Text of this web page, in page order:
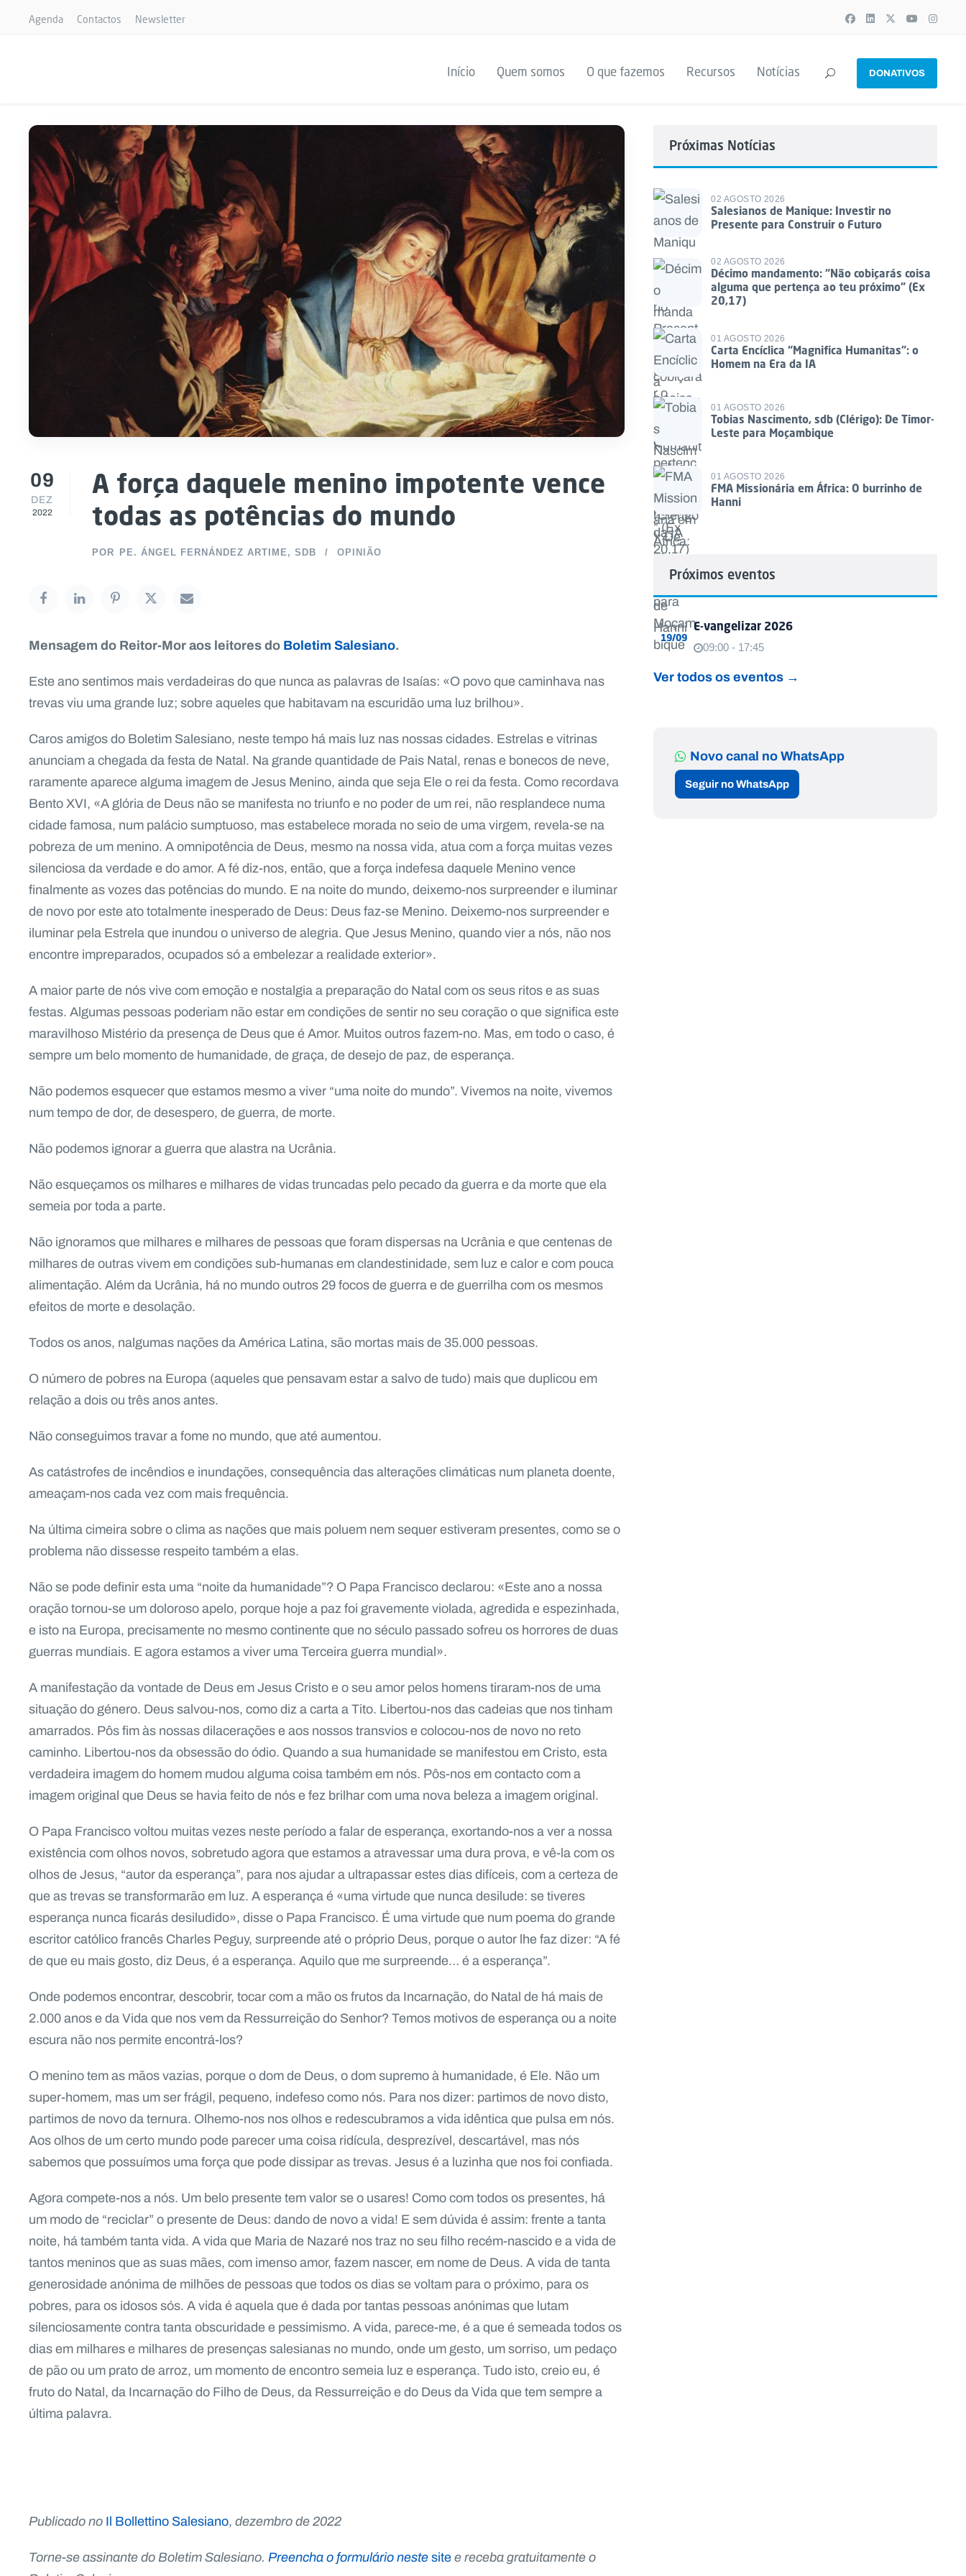
Agenda Contactos Newsletter
Início Quem somos O que fazemos Recursos Notícias DONATIVOS
09
DEZ
2022
A força daquele menino impotente vence
todas as potências do mundo
POR PE. ÁNGEL FERNÁNDEZ ARTIME, SDB OPINIÃO
Mensagem do Reitor-Mor aos leitores doBoletim Salesiano.
Este ano sentimos mais verdadeiras do que nunca as palavras de Isaías: «O povo que caminhava nas
trevas viu uma grande luz; sobre aqueles que habitavam na escuridão uma luz brilhou».
Caros amigos do Boletim Salesiano, neste tempo há mais luz nas nossas cidades. Estrelas e vitrinas
anunciam a chegada da festa de Natal. Na grande quantidade de Pais Natal, renas e bonecos de neve,
raramente aparece alguma imagem de Jesus Menino, ainda que seja Ele o rei da festa. Como recordava
Bento XVI, «A glória de Deus não se manifesta no triunfo e no poder de um rei, não resplandece numa
cidade famosa, num palácio sumptuoso, mas estabelece morada no seio de uma virgem, revela-se na
pobreza de um menino. A omnipotência de Deus, mesmo na nossa vida, atua com a força muitas vezes
silenciosa da verdade e do amor. A fé diz-nos, então, que a força indefesa daquele Menino vence
finalmente as vozes das potências do mundo. E na noite do mundo, deixemo-nos surpreender e iluminar
de novo por este ato totalmente inesperado de Deus: Deus faz-se Menino. Deixemo-nos surpreender e
iluminar pela Estrela que inundou o universo de alegria. Que Jesus Menino, quando vier a nós, não nos
encontre impreparados, ocupados só a embelezar a realidade exterior».
A maior parte de nós vive com emoção e nostalgia a preparação do Natal com os seus ritos e as suas
festas. Algumas pessoas poderiam não estar em condições de sentir no seu coração o que significa este
maravilhoso Mistério da presença de Deus que é Amor. Muitos outros fazem-no. Mas, em todo o caso, é
sempre um belo momento de humanidade, de graça, de desejo de paz, de esperança.
Não podemos esquecer que estamos mesmo a viver “uma noite do mundo”. Vivemos na noite, vivemos
num tempo de dor, de desespero, de guerra, de morte.
Não podemos ignorar a guerra que alastra na Ucrânia.
Não esqueçamos os milhares e milhares de vidas truncadas pelo pecado da guerra e da morte que ela
semeia por toda a parte.
Não ignoramos que milhares e milhares de pessoas que foram dispersas na Ucrânia e que centenas de
milhares de outras vivem em condições sub-humanas em clandestinidade, sem luz e calor e com pouca
alimentação. Além da Ucrânia, há no mundo outros 29 focos de guerra e de guerrilha com os mesmos
efeitos de morte e desolação.
Todos os anos, nalgumas nações da América Latina, são mortas mais de 35.000 pessoas.
O número de pobres na Europa (aqueles que pensavam estar a salvo de tudo) mais que duplicou em
relação a dois ou três anos antes.
Não conseguimos travar a fome no mundo, que até aumentou.
As catástrofes de incêndios e inundações, consequência das alterações climáticas num planeta doente,
ameaçam-nos cada vez com mais frequência.
Na última cimeira sobre o clima as nações que mais poluem nem sequer estiveram presentes, como se o
problema não dissesse respeito também a elas.
Não se pode definir esta uma “noite da humanidade”? O Papa Francisco declarou: «Este ano a nossa
oração tornou-se um doloroso apelo, porque hoje a paz foi gravemente violada, agredida e espezinhada,
e isto na Europa, precisamente no mesmo continente que no século passado sofreu os horrores de duas
guerras mundiais. E agora estamos a viver uma Terceira guerra mundial».
A manifestação da vontade de Deus em Jesus Cristo e o seu amor pelos homens tiraram-nos de uma
situação do género. Deus salvou-nos, como diz a carta a Tito. Libertou-nos das cadeias que nos tinham
amarrados. Pôs fim às nossas dilacerações e aos nossos transvios e colocou-nos de novo no reto
caminho. Libertou-nos da obsessão do ódio. Quando a sua humanidade se manifestou em Cristo, esta
verdadeira imagem do homem mudou alguma coisa também em nós. Pôs-nos em contacto com a
imagem original que Deus se havia feito de nós e fez brilhar com uma nova beleza a imagem original.
O Papa Francisco voltou muitas vezes neste período a falar de esperança, exortando-nos a ver a nossa
existência com olhos novos, sobretudo agora que estamos a atravessar uma dura prova, e vê-la com os
olhos de Jesus, “autor da esperança”, para nos ajudar a ultrapassar estes dias difíceis, com a certeza de
que as trevas se transformarão em luz. A esperança é «uma virtude que nunca desilude: se tiveres
esperança nunca ficarás desiludido», disse o Papa Francisco. É uma virtude que num poema do grande
escritor católico francês Charles Peguy, surpreende até o próprio Deus, porque o autor lhe faz dizer: “A fé
de que eu mais gosto, diz Deus, é a esperança. Aquilo que me surpreende… é a esperança”.
Onde podemos encontrar, descobrir, tocar com a mão os frutos da Incarnação, do Natal de há mais de
2.000 anos e da Vida que nos vem da Ressurreição do Senhor? Temos motivos de esperança ou a noite
escura não nos permite encontrá-los?
O menino tem as mãos vazias, porque o dom de Deus, o dom supremo à humanidade, é Ele. Não um
super-homem, mas um ser frágil, pequeno, indefeso como nós. Para nos dizer: partimos de novo disto,
partimos de novo da ternura. Olhemo-nos nos olhos e redescubramos a vida idêntica que pulsa em nós.
Aos olhos de um certo mundo pode parecer uma coisa ridícula, desprezível, descartável, mas nós
sabemos que possuímos uma força que pode dissipar as trevas. Jesus é a luzinha que nos foi confiada.
Agora compete-nos a nós. Um belo presente tem valor se o usares! Como com todos os presentes, há
um modo de “reciclar” o presente de Deus: dando de novo a vida! E sem dúvida é assim: frente a tanta
noite, há também tanta vida. A vida que Maria de Nazaré nos traz no seu filho recém-nascido e a vida de
tantos meninos que as suas mães, com imenso amor, fazem nascer, em nome de Deus. A vida de tanta
generosidade anónima de milhões de pessoas que todos os dias se voltam para o próximo, para os
pobres, para os idosos sós. A vida é aquela que é dada por tantas pessoas anónimas que lutam
silenciosamente contra tanta obscuridade e pessimismo. A vida, parece-me, é a que é semeada todos os
dias em milhares e milhares de presenças salesianas no mundo, onde um gesto, um sorriso, um pedaço
de pão ou um prato de arroz, um momento de encontro semeia luz e esperança. Tudo isto, creio eu, é
fruto do Natal, da Incarnação do Filho de Deus, da Ressurreição e do Deus da Vida que tem sempre a
última palavra.
Publicado noIl Bollettino Salesiano,dezembro de 2022
Torne-se assinante do Boletim Salesiano. Preencha o formulário nestesitee receba gratuitamente o
Próximas Notícias
02 AGOSTO 2026
Salesianos de Manique: Investir no
Presente para Construir o Futuro
02 AGOSTO 2026
Décimo mandamento: “Não cobiçarás coisa
alguma que pertença ao teu próximo” (Ex
20,17)
01 AGOSTO 2026
Carta Encíclica “Magnifica Humanitas”: o
Homem na Era da IA
01 AGOSTO 2026
Tobias Nascimento, sdb (Clérigo): De Timor-
Leste para Moçambique
01 AGOSTO 2026
FMA Missionária em África: O burrinho de
Hanni
Próximos eventos
19/09
E-vangelizar 2026
09:00 - 17:45
Ver todos os eventos →
Novo canal no WhatsApp
Seguir no WhatsApp